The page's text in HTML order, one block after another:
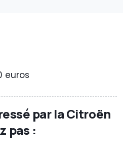
euros
par la Citroën
pas :